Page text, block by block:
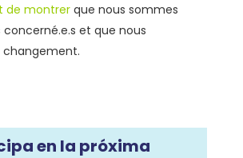
de montrerque nous sommes
et que nous
changement.
en la próxima